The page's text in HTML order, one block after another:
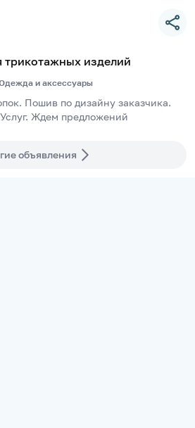
изделий
и аксессуары
Пошив по дизайну заказчика.
Ждем предложений
объявления